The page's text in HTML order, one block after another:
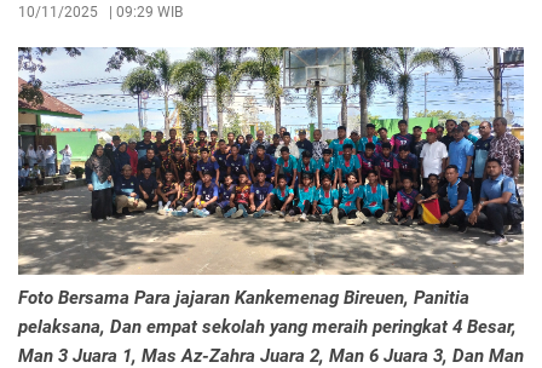
10/11/2025
09:29 WIB
Foto Bersama Para jajaran Kankemenag Bireuen, Panitia
pelaksana, Dan empat sekolah yang meraih peringkat 4 Besar,
Man 3 Juara 1, Mas Az-Zahra Juara 2, Man 6 Juara 3, Dan Man